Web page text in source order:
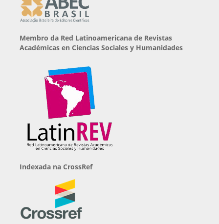
Membro da Red Latinoamericana de Revistas
Académicas en Ciencias Sociales y Humanidades
Indexada na CrossRef